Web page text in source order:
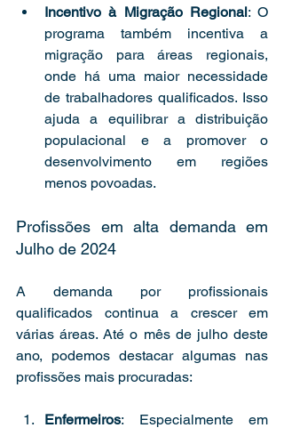
Incentivo à Migração Regional: O
programa também incentiva a
migração para áreas regionais,
onde há uma maior necessidade
de trabalhadores qualificados. Isso
ajuda a equilibrar a distribuição
populacional e a promover o
desenvolvimento em regiões
menos povoadas.
Profissões em alta demanda em
Julho de 2024
A demanda por profissionais
qualificados continua a crescer em
várias áreas. Até o mês de julho deste
ano, podemos destacar algumas nas
profissões mais procuradas:
Enfermeiros: Especialmente em